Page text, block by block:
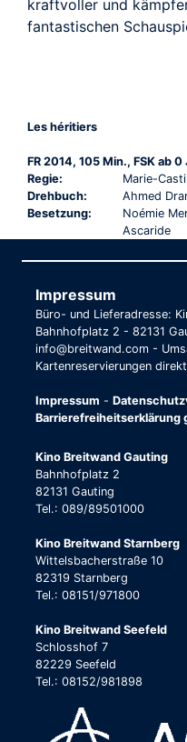
kraftvoller und
fantastischen
Les héritiers
FR 2014, 105 Min., FSK ab 0
Regie:
Marie-
Drehbuch:
Ahmed
Besetzung:
Noémie
Ascaride
Impressum
Büro- und Lieferadresse:
Bahnhofplatz 2 - 82131
info@breitwand.com -
Kartenreservierungen
Impressum -
Barrierefreiheitserklärung
Kino Breitwand Gauting
Bahnhofplatz 2
82131 Gauting
Tel.: 089/89501000
Kino Breitwand Starnberg
Wittelsbacherstraße 10
82319 Starnberg
Tel.: 08151/971800
Kino Breitwand Seefeld
Schlosshof 7
82229 Seefeld
Tel.: 08152/981898